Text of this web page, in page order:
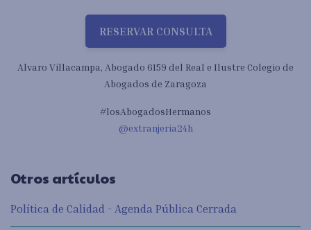
RESERVAR CONSULTA
Alvaro Villacampa, Abogado 6159 del Real e Ilustre Colegio de
Abogados de Zaragoza
#losAbogadosHermanos
@extranjeria24h
Otros artículos
Política de Calidad - Agenda Pública Cerrada